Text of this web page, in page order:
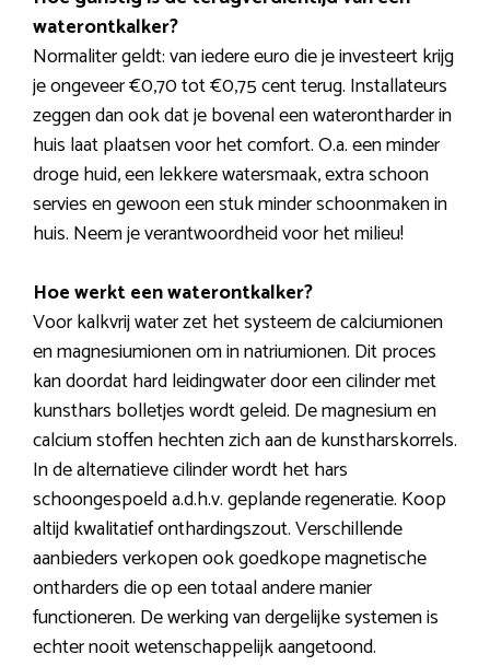
waterontkalker?
Normaliter geldt: van iedere euro die je investeert krijg
je ongeveer €0,70 tot €0,75 cent terug. Installateurs
zeggen dan ook dat je bovenal een waterontharder in
huis laat plaatsen voor het comfort. O.a. een minder
droge huid, een lekkere watersmaak, extra schoon
servies en gewoon een stuk minder schoonmaken in
huis. Neem je verantwoordheid voor het milieu!
Hoe werkt een waterontkalker?
Voor kalkvrij water zet het systeem de calciumionen
en magnesiumionen om in natriumionen. Dit proces
kan doordat hard leidingwater door een cilinder met
kunsthars bolletjes wordt geleid. De magnesium en
calcium stoffen hechten zich aan de kunstharskorrels.
In de alternatieve cilinder wordt het hars
schoongespoeld a.d.h.v. geplande regeneratie. Koop
altijd kwalitatief onthardingszout. Verschillende
aanbieders verkopen ook goedkope magnetische
ontharders die op een totaal andere manier
functioneren. De werking van dergelijke systemen is
echter nooit wetenschappelijk aangetoond.